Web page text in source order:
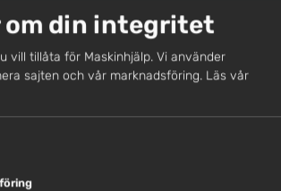
<3,2 M GÅNGBRO MED RÄCKE <4 M
om din integritet
vill tillåta för Maskinhjälp. Vi använder
sajten och vår marknadsföring. Läs vår